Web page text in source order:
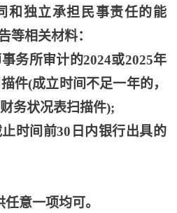
和独立承担民事责任的能
等相关材料：
务所审计的2024或2025年
件(成立时间不足一年的，
务状况表扫描件);
时间前30日内银行出具的
意一项均可。